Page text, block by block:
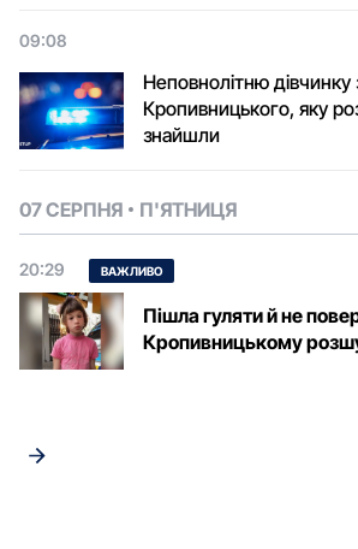
09:08
Неповнолітню дівчинку
Кропивницького, яку
знайшли
07 СЕРПНЯ П'ЯТНИЦЯ
20:29 ВАЖЛИВО
Пішла гуляти й не
Кропивницькому